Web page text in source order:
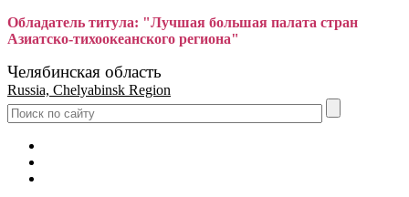
Обладатель титула: "Лучшая большая палата стран
Азиатско-тихоокеанского региона"
Челябинская область
Russia, Chelyabinsk Region